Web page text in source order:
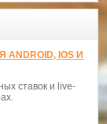
IOS И
ставок и live-